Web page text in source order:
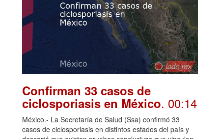
Confirman 33 casos de
ciclosporiasis en México. 00:14
México.- La Secretaría de Salud (Ssa) confirmó 33
casos de ciclosporiasis en distintos estados del país y